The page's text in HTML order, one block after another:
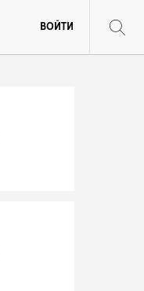
ВОЙТИ